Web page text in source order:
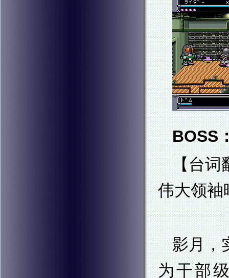
BOSS
【台词
伟大领袖
影月，
为干部